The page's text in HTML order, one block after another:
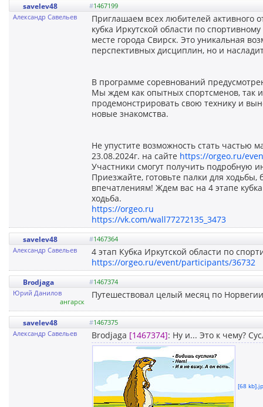
savelev48 #1467199
Александр Савельев
Приглашаем всех любителей активного
кубка Иркутской области по
месте города Свирск. Это уникальная
перспективных дисциплин, но и
В программе соревнований
Мы ждем как опытных спортсменов, так
продемонстрировать свою технику и
новые знакомства.
Не упустите возможность стать частью
23.08.2024г. на сайте https://orgeo.ru/
Участники смогут получить подробную
Приезжайте, готовьте палки для
впечатлениям! Ждем вас на 4 этапе
ходьба.
https://orgeo.ru
https://vk.com/wall77272135_3473
savelev48 #1467364
Александр Савельев
4 этап Кубка Иркутской области по
https://orgeo.ru/event/participants/36732
Brodjaga #1467374
Юрий Данилов
ангарск
Путешествовал целый месяц по
savelev48 #1467375
Александр Савельев
Brodjaga [1467374]: Ну и... Это к чему?
[68